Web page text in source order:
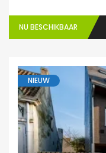
NU BESCHIKBAAR
NIEUW